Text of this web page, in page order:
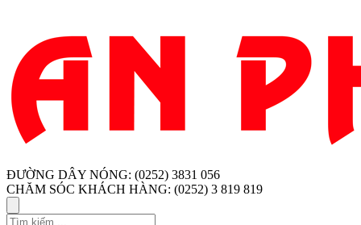
ĐƯỜNG DÂY NÓNG: (0252) 3831 056
CHĂM SÓC KHÁCH HÀNG: (0252) 3 819 819